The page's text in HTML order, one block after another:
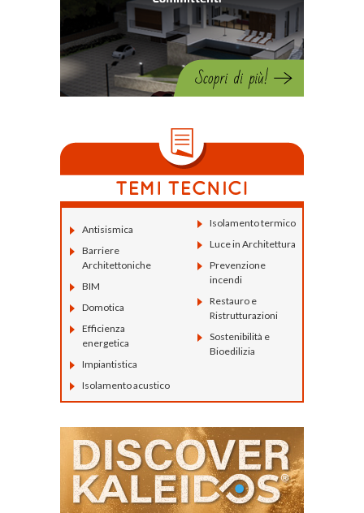
Antisismica
Barriere
Architettoniche
BIM
Domotica
Efficienza
energetica
Impiantistica
Isolamento acustico
Isolamento termico
Luce in Architettura
Prevenzione
incendi
Restauro e
Ristrutturazioni
Sostenibilità e
Bioedilizia